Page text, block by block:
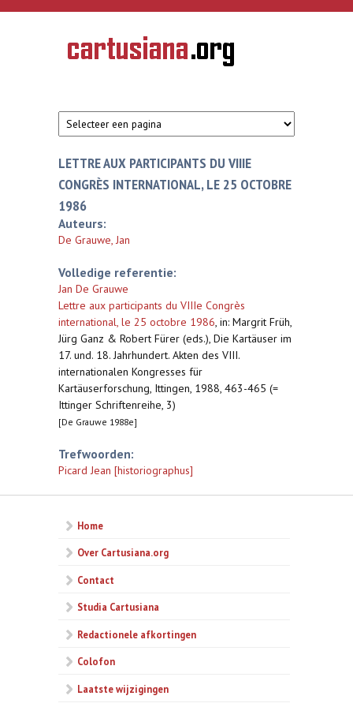
Overslaan en naar de inhoud gaan
CARTUSIANA
Geschiedenis
van de
LETTRE AUX PARTICIPANTS DU VIIIE
CONGRÈS INTERNATIONAL, LE 25 OCTOBRE
1986
Auteurs:
De Grauwe, Jan
Volledige referentie:
Jan De Grauwe
Lettre aux participants du VIIIe Congrès
international, le 25 octobre 1986, in: Margrit Früh,
Jürg Ganz & Robert Fürer (eds.), Die Kartäuser im
17. und. 18. Jahrhundert. Akten des VIII.
internationalen Kongresses für
Kartäuserforschung, Ittingen, 1988, 463-465 (=
Ittinger Schriftenreihe, 3)
[De Grauwe 1988e]
Trefwoorden:
Picard Jean [historiographus]
Home
Over Cartusiana.org
Contact
Studia Cartusiana
Redactionele afkortingen
Colofon
Laatste wijzigingen